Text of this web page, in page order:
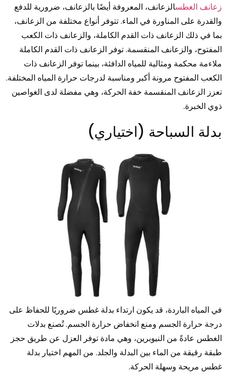
زعانف الغطسالزعانف، المعروفة أيضًا بالزعانف، ضرورية للدفع
والقدرة على المناورة في الماء. تتوفر أنواع مختلفة من الزعانف،
بما في ذلك الزعانف ذات القدم الكاملة، والزعانف ذات الكعب
المفتوح، والزعانف المنقسمة. توفر الزعانف ذات القدم الكاملة
ملاءمة محكمة ومثالية للمياه الدافئة، بينما توفر الزعانف ذات
الكعب المفتوح مرونة أكبر ومناسبة لدرجات حرارة المياه المختلفة.
تعزز الزعانف المنقسمة خفة الحركة، وهي مفضلة لدى الغواصين
ذوي الخبرة.
بدلة السباحة (اختياري)
في المياه الباردة، قد يكون ارتداء بدلة غطس ضروريًا للحفاظ على
درجة حرارة الجسم ومنع انخفاض حرارة الجسم. تُصنع بدلات
الغطس عادةً من النيوبرين، وهي مادة توفر العزل عن طريق حجز
طبقة رقيقة من الماء بين البدلة والجلد. من المهم اختيار بدلة
غطس مريحة وسهلة الحركة.